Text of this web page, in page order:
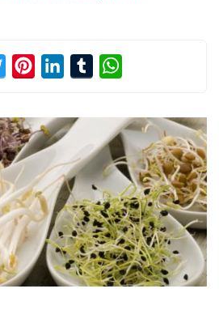
TwitterPinterestLinkedInTumblr